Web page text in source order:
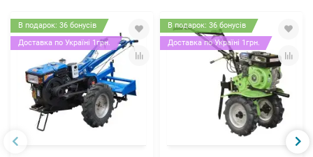
В подарок: 36 бонусів
Доставка по Україні 1грн.
В подарок: 36 бонусів
Доставка по Україні 1грн.